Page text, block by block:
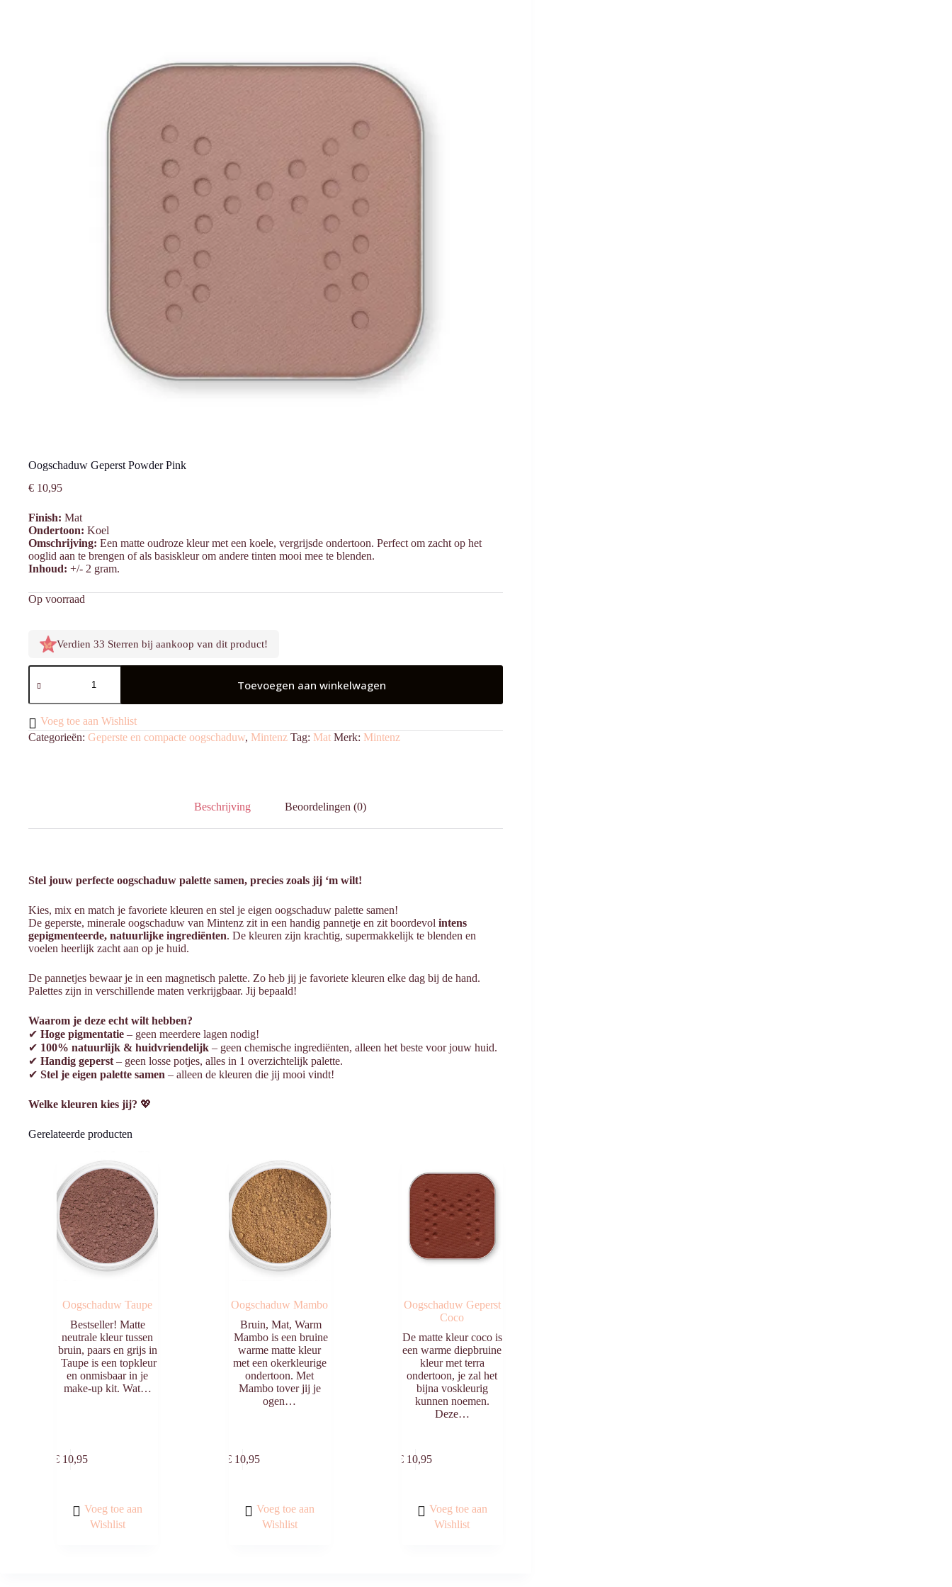
Oogschaduw Geperst Powder Pink
€ 10,95
Finish: Mat
Ondertoon: Koel
Omschrijving: Een matte oudroze kleur met een koele, vergrijsde ondertoon. Perfect om zacht op het
ooglid aan te brengen of als basiskleur om andere tinten mooi mee te blenden.
Inhoud: +/- 2 gram.
Op voorraad
Verdien 33 Sterren bij aankoop van dit product!
Oogschaduw
Geperst
Pink
aantal
Toevoegen aan winkelwagen
Voeg toe aan Wishlist
Categorieën: Geperste en compacte oogschaduw, Mintenz Tag: Mat Merk: Mintenz
Beschrijving Beoordelingen (0)
Stel jouw perfecte oogschaduw palette samen, precies zoals jij ‘m wilt!
Kies, mix en match je favoriete kleuren en stel je eigen oogschaduw palette samen!
De geperste, minerale oogschaduw van Mintenz zit in een handig pannetje en zit boordevol intens
gepigmenteerde, natuurlijke ingrediënten. De kleuren zijn krachtig, supermakkelijk te blenden en
voelen heerlijk zacht aan op je huid.
De pannetjes bewaar je in een magnetisch palette. Zo heb jij je favoriete kleuren elke dag bij de hand.
Palettes zijn in verschillende maten verkrijgbaar. Jij bepaald!
Waarom je deze echt wilt hebben?
✔ Hoge pigmentatie – geen meerdere lagen nodig!
✔ 100% natuurlijk & huidvriendelijk – geen chemische ingrediënten, alleen het beste voor jouw huid.
✔ Handig geperst – geen losse potjes, alles in 1 overzichtelijk palette.
✔ Stel je eigen palette samen – alleen de kleuren die jij mooi vindt!
Welke kleuren kies jij? 💖
Gerelateerde producten
Oogschaduw Taupe
Bestseller! Matte
neutrale kleur tussen
bruin, paars en grijs in
Taupe is een topkleur
en onmisbaar in je
make-up kit. Wat…
€10,95
Voeg toe aan
Wishlist
Oogschaduw Mambo
Bruin, Mat, Warm
Mambo is een bruine
warme matte kleur
met een okerkleurige
ondertoon. Met
Mambo tover jij je
ogen…
€10,95
Voeg toe aan
Wishlist
Oogschaduw Geperst
Coco
De matte kleur coco is
een warme diepbruine
kleur met terra
ondertoon, je zal het
bijna voskleurig
kunnen noemen.
Deze…
€ 10,95
Voeg toe aan
Wishlist